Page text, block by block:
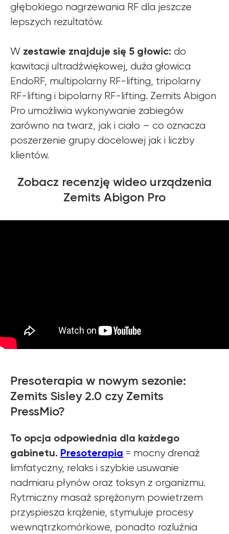
głębokiego nagrzewania RF dla jeszcze
lepszych rezultatów.
W zestawie znajduje się 5 głowic: do
kawitacji ultradźwiękowej, duża głowica
EndoRF, multipolarny RF-lifting, tripolarny
RF-lifting i bipolarny RF-lifting. Zemits Abigon
Pro umożliwia wykonywanie zabiegów
zarówno na twarz, jak i ciało – co oznacza
poszerzenie grupy docelowej jak i liczby
klientów.
Zobacz recenzję wideo urządzenia
Zemits Abigon Pro
Presoterapia w nowym sezonie:
Zemits Sisley 2.0 czy Zemits
PressMio?
To opcja odpowiednia dla każdego
gabinetu. Presoterapia = mocny drenaż
limfatyczny, relaks i szybkie usuwanie
nadmiaru płynów oraz toksyn z organizmu.
Rytmiczny masaż sprężonym powietrzem
przyspiesza krążenie, stymuluje procesy
wewnątrzkomórkowe, ponadto rozluźnia